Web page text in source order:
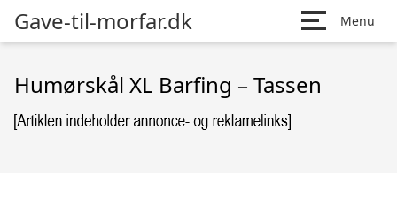
Gave-til-morfar.dk Menu
Humørskål XL Barfing – Tassen